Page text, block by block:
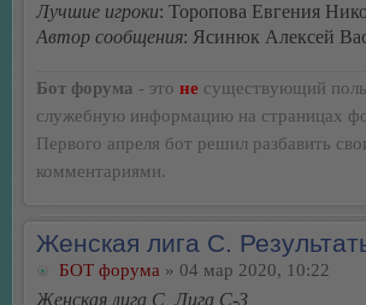
Лучшие игроки: Торопова Евгения
Автор сообщения: Ясинюк Алексей
Бот форума - это не существующий
служебную информацию на страницах
Первого апреля бот решил разбавить
комментариями.
Женская лига С.
БОТ форума » 04 мар 2020, 10:22
Женская лига С, Лига С-3